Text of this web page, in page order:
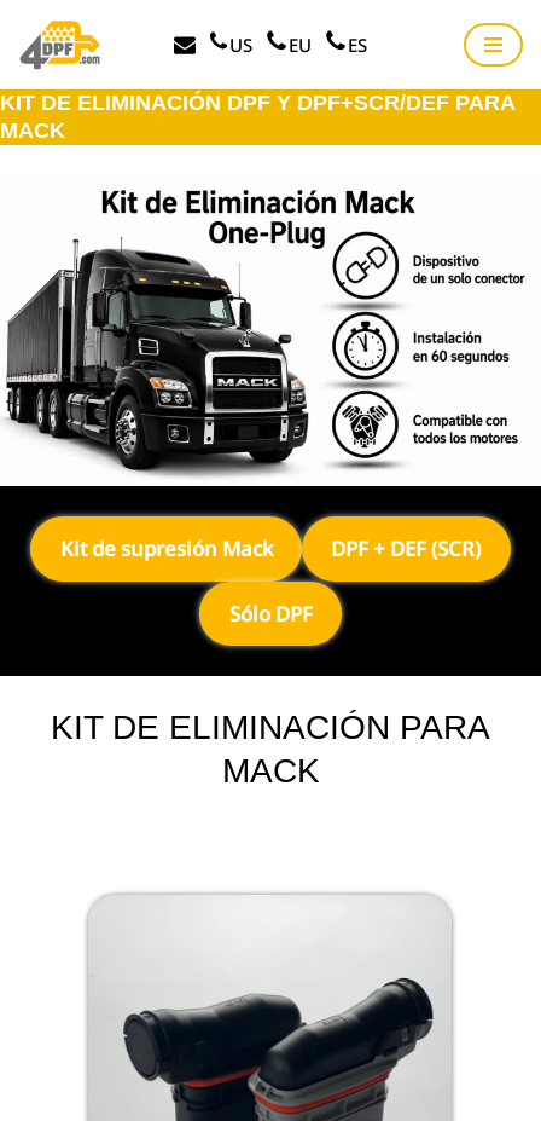
Saltar
al
contenido
US EU ES
KIT DE ELIMINACIÓN DPF Y DPF+SCR/DEF PARA
MACK
Kit de supresión Mack DPF + DEF (SCR)
Sólo DPF
KIT DE ELIMINACIÓN PARA
MACK